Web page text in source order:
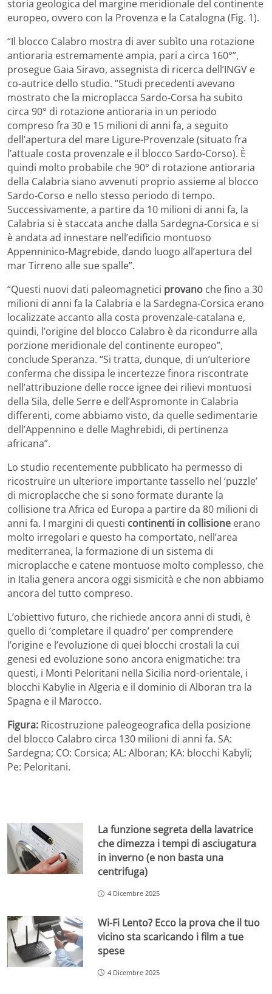
storia geologica del margine meridionale del continente
europeo, ovvero con la Provenza e la Catalogna (Fig. 1).
“Il blocco Calabro mostra di aver subìto una rotazione
antioraria estremamente ampia, pari a circa 160°”,
prosegue Gaia Siravo, assegnista di ricerca dell’INGV e
co-autrice dello studio. “Studi precedenti avevano
mostrato che la microplacca Sardo-Corsa ha subito
circa 90° di rotazione antioraria in un periodo
compreso fra 30 e 15 milioni di anni fa, a seguito
dell’apertura del mare Ligure-Provenzale (situato fra
l’attuale costa provenzale e il blocco Sardo-Corso). È
quindi molto probabile che 90° di rotazione antioraria
della Calabria siano avvenuti proprio assieme al blocco
Sardo-Corso e nello stesso periodo di tempo.
Successivamente, a partire da 10 milioni di anni fa, la
Calabria si è staccata anche dalla Sardegna-Corsica e si
è andata ad innestare nell’edificio montuoso
Appenninico-Magrebide, dando luogo all’apertura del
mar Tirreno alle sue spalle”.
“Questi nuovi dati paleomagnetici provano che fino a 30
milioni di anni fa la Calabria e la Sardegna-Corsica erano
localizzate accanto alla costa provenzale-catalana e,
quindi, l’origine del blocco Calabro è da ricondurre alla
porzione meridionale del continente europeo”,
conclude Speranza. “Si tratta, dunque, di un’ulteriore
conferma che dissipa le incertezze finora riscontrate
nell’attribuzione delle rocce ignee dei rilievi montuosi
della Sila, delle Serre e dell’Aspromonte in Calabria
differenti, come abbiamo visto, da quelle sedimentarie
dell’Appennino e delle Maghrebidi, di pertinenza
africana”.
Lo studio recentemente pubblicato ha permesso di
ricostruire un ulteriore importante tassello nel ‘puzzle’
di microplacche che si sono formate durante la
collisione tra Africa ed Europa a partire da 80 milioni di
anni fa. I margini di questi continenti in collisione erano
molto irregolari e questo ha comportato, nell’area
mediterranea, la formazione di un sistema di
microplacche e catene montuose molto complesso, che
in Italia genera ancora oggi sismicità e che non abbiamo
ancora del tutto compreso.
L’obiettivo futuro, che richiede ancora anni di studi, è
quello di ‘completare il quadro’ per comprendere
l’origine e l’evoluzione di quei blocchi crostali la cui
genesi ed evoluzione sono ancora enigmatiche: tra
questi, i Monti Peloritani nella Sicilia nord-orientale, i
blocchi Kabylie in Algeria e il dominio di Alboran tra la
Spagna e il Marocco.
Figura: Ricostruzione paleogeografica della posizione
del blocco Calabro circa 130 milioni di anni fa. SA:
Sardegna; CO: Corsica; AL: Alboran; KA: blocchi Kabyli;
Pe: Peloritani.
La funzione segreta della lavatrice
che dimezza i tempi di asciugatura
in inverno (e non basta una
centrifuga)
4 Dicembre 2025
Wi-Fi Lento? Ecco la prova che il tuo
vicino sta scaricando i film a tue
spese
4 Dicembre 2025